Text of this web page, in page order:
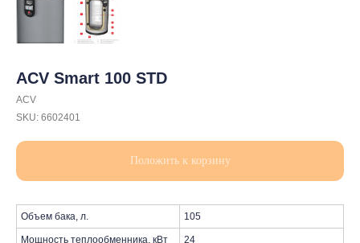
ACV Smart 100 STD
ACV
SKU: 6602401
Положить к корзину
Объем бака, л. 105
Мощность теплообменника, кВт 24